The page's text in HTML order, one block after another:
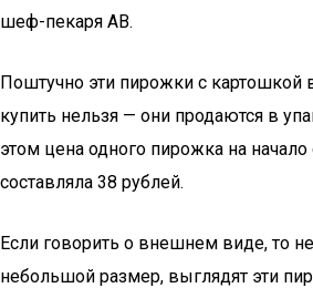
шеф-пекаря АВ.
Поштучно эти пирожки с картошкой
купить нельзя — они продаются в
этом цена одного пирожка на начало
составляла 38 рублей.
Если говорить о внешнем виде, то
небольшой размер, выглядят эти